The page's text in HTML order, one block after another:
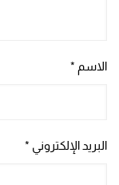
الاسم *
البريد الإلكتروني *